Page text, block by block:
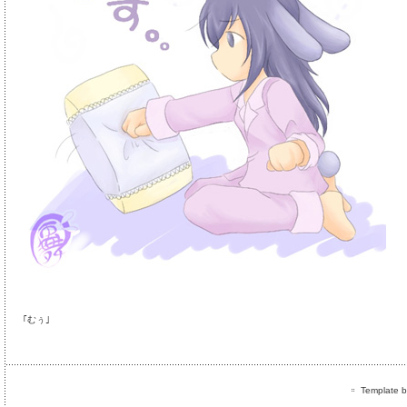
｢むぅ｣
Template